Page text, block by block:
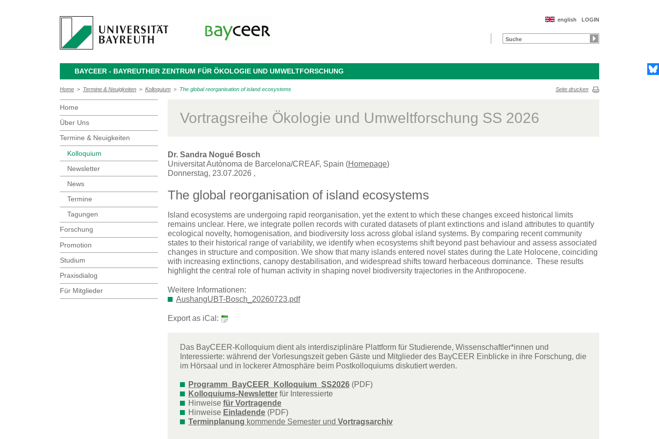
LOGIN
english
BAYCEER - BAYREUTHER ZENTRUM FÜR ÖKOLOGIE UND UMWELTFORSCHUNG
Home > Termine & Neuigkeiten > Kolloquium > The global reorganisation of island ecosystems Seite drucken
Home
Über Uns
Termine & Neuigkeiten
Kolloquium
Newsletter
News
Termine
Tagungen
Forschung
Promotion
Studium
Praxisdialog
Für Mitglieder
Vortragsreihe Ökologie und Umweltforschung SS 2026
Dr. Sandra Nogué Bosch
Universitat Autònoma de Barcelona/CREAF, Spain (Homepage)
Donnerstag, 23.07.2026 ,
The global reorganisation of island ecosystems
Island ecosystems are undergoing rapid reorganisation, yet the extent to which these changes exceed historical limits
remains unclear. Here, we integrate pollen records with curated datasets of plant extinctions and island attributes to quantify
ecological novelty, homogenisation, and biodiversity loss across global island systems. By comparing recent community
states to their historical range of variability, we identify when ecosystems shift beyond past behaviour and assess associated
changes in structure and composition. We show that many islands entered novel states during the Late Holocene, coinciding
with increasing extinctions, canopy destabilisation, and widespread shifts toward herbaceous dominance. These results
highlight the central role of human activity in shaping novel biodiversity trajectories in the Anthropocene.
Weitere Informationen:
AushangUBT-Bosch_20260723.pdf
Export as iCal:
Das BayCEER-Kolloquium dient als interdisziplinäre Plattform für Studierende, Wissenschaftler*innen und
Interessierte: während der Vorlesungszeit geben Gäste und Mitglieder des BayCEER Einblicke in ihre Forschung, die
im Hörsaal und in lockerer Atmosphäre beim Postkolloquiums diskutiert werden.
Programm_BayCEER_Kolloquium_SS2026 (PDF)
Kolloquiums-Newsletter für Interessierte
Hinweise für Vortragende
Hinweise Einladende (PDF)
Terminplanung kommende Semester und Vortragsarchiv